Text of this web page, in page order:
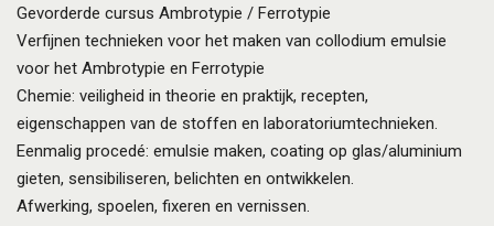
Gevorderde cursus Ambrotypie / Ferrotypie
Verfijnen technieken voor het maken van collodium emulsie
voor het Ambrotypie en Ferrotypie
Chemie: veiligheid in theorie en praktijk, recepten,
eigenschappen van de stoffen en laboratoriumtechnieken.
Eenmalig procedé: emulsie maken, coating op glas/aluminium
gieten, sensibiliseren, belichten en ontwikkelen.
Afwerking, spoelen, fixeren en vernissen.